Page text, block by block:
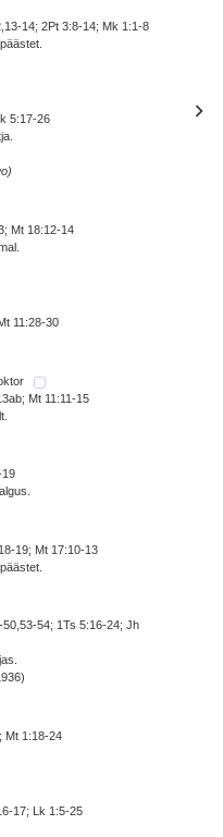
14; 2Pt 3:8-14; Mk 1:1-8
5:17-26
Mt 18:12-14
11:28-30
Mt 11:11-15
19
19; Mt 17:10-13
54; 1Ts 5:16-24; Jh
Mt 1:18-24
17; Lk 1:5-25